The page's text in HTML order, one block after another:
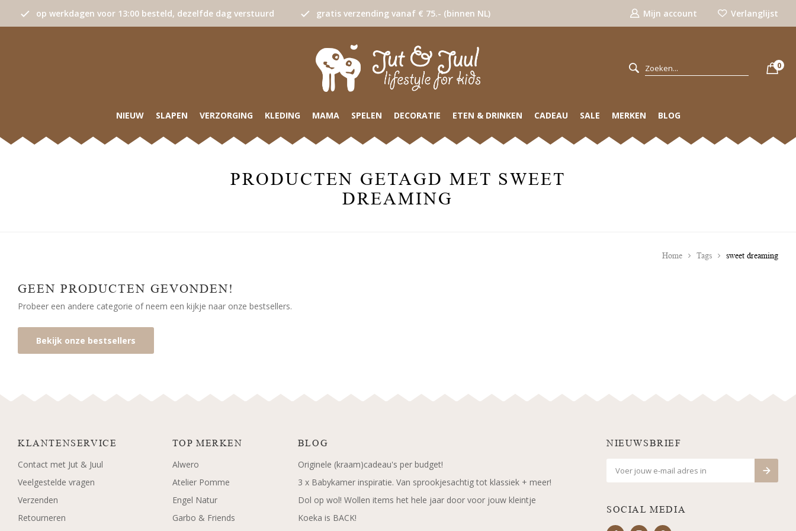
op werkdagen voor 13:00 besteld, dezelfde dag verstuurd gratis verzending vanaf € 75.- (binnen NL) Mijn account Verlanglijst
0
NIEUW SLAPEN VERZORGING KLEDING MAMA SPELEN DECORATIE ETEN & DRINKEN CADEAU SALE MERKEN BLOG
PRODUCTEN GETAGD MET SWEET
DREAMING
Home Tags sweet dreaming
GEEN PRODUCTEN GEVONDEN!
Probeer een andere categorie of neem een kijkje naar onze bestsellers.
Bekijk onze bestsellers
KLANTENSERVICE
Contact met Jut & Juul
Veelgestelde vragen
Verzenden
Retourneren
TOP MERKEN
Alwero
Atelier Pomme
Engel Natur
Garbo & Friends
BLOG
Originele (kraam)cadeau's per budget!
3 x Babykamer inspiratie. Van sprookjesachtig tot klassiek + meer!
Dol op wol! Wollen items het hele jaar door voor jouw kleintje
Koeka is BACK!
NIEUWSBRIEF
SOCIAL MEDIA